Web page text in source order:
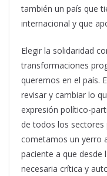
también un país que
internacional y que
Elegir la solidaridad
transformaciones
queremos en el país.
revisar y cambiar lo
expresión político-
de todos los sectores
cometamos un yerro
paciente a que desde
necesaria crítica y